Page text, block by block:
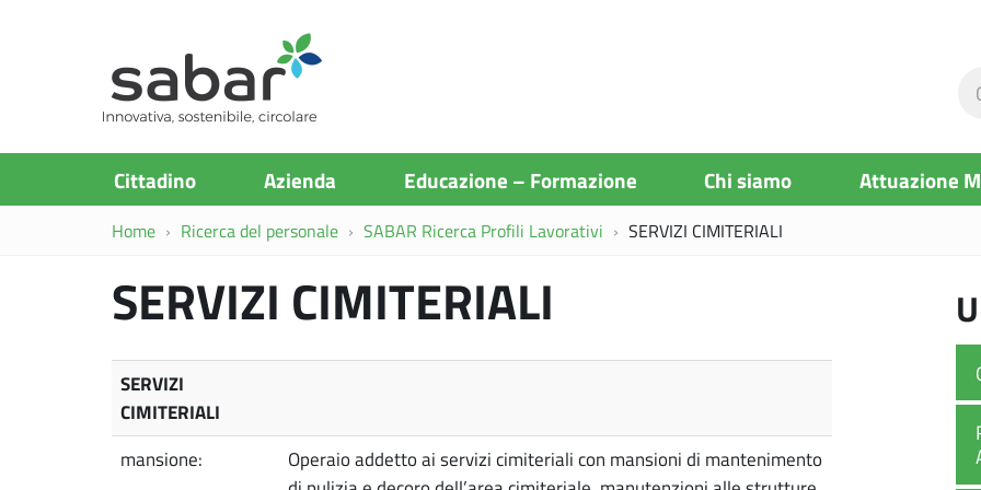
Cittadino Azienda Educazione – Formazione Chi siamo Attuazione
Home Ricerca del personale SABAR Ricerca Profili Lavorativi SERVIZI CIMITERIALI
SERVIZI CIMITERIALI
SERVIZI
CIMITERIALI
mansione:
Operaio addetto ai servizi cimiteriali con mansioni di mantenimento